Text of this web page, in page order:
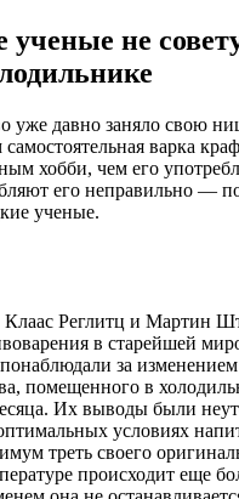
ученые не
уже давно заняло свою
варка
хобби, чем его
его неправильно —
ученые.
Клаас Реглитц и Мартин
в старейшей
за изменением
помещенного в
Их выводы были
условиях
треть своего
происходит еще